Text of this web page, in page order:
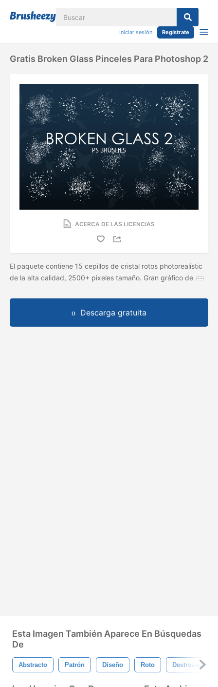
Iniciar sesión Regístrate
Gratis Broken Glass Pinceles Para Photoshop 2
ACERCA DE LAS LICENCIAS
El paquete contiene 15 cepillos de cristal rotos photorealistic
de la alta calidad, 2500+ pixeles tamaño. Gran gráfico de
Descarga gratuita
Esta Imagen También Aparece En Búsquedas
De
Abstracto Patrón Diseño Roto Destrozada